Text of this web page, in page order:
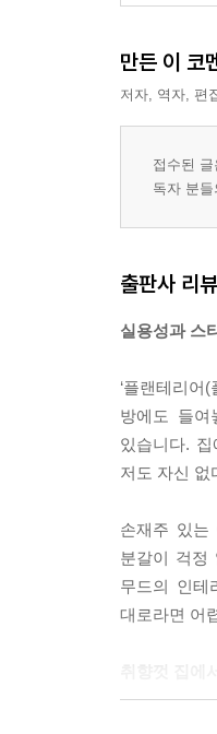
만든 이 코
저자, 역자, 편
접수된
독자 분
출판사 리뷰
실용성과 스
‘플랜테리
방에도 들
있습니다.
저도 자신 없
손재주 있는
분갈이 걱정
무드의 인
대로라면 어